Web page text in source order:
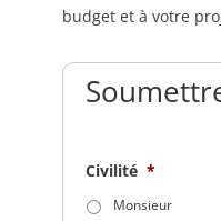
budget et à votre
Civilité *
Monsieur